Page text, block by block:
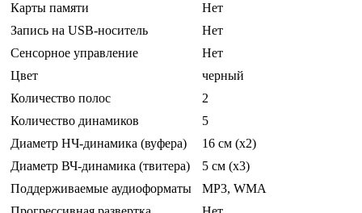
Карты памяти
Нет
Запись на USB-носитель
Нет
Сенсорное управление
Нет
Цвет
черный
Количество полос
2
Количество динамиков
5
Диаметр НЧ-динамика (вуфера)
16 см (x2)
Диаметр ВЧ-динамика (твитера)
5 см (x3)
Поддерживаемые аудиоформаты
MP3, WMA